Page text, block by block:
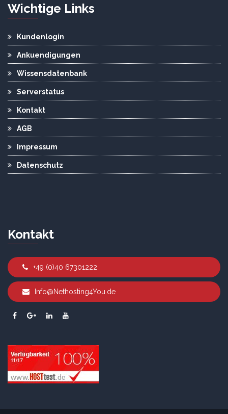
Wichtige Links
Kundenlogin
Ankuendigungen
Wissensdatenbank
Serverstatus
Kontakt
AGB
Impressum
Datenschutz
Kontakt
+49 (0)40 67301222
Info@Nethosting4You.de